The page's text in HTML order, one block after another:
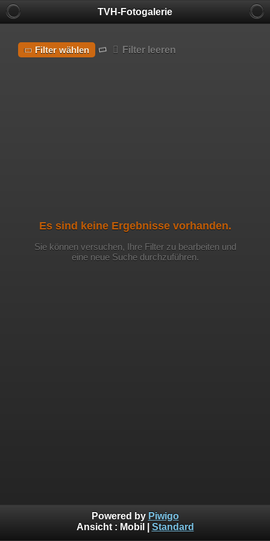
TVH-Fotogalerie
Filter wählen Filter leeren
Es sind keine Ergebnisse vorhanden.
Sie können versuchen, Ihre Filter zu bearbeiten und
eine neue Suche durchzuführen.
Powered by Piwigo
Ansicht : Mobil Standard